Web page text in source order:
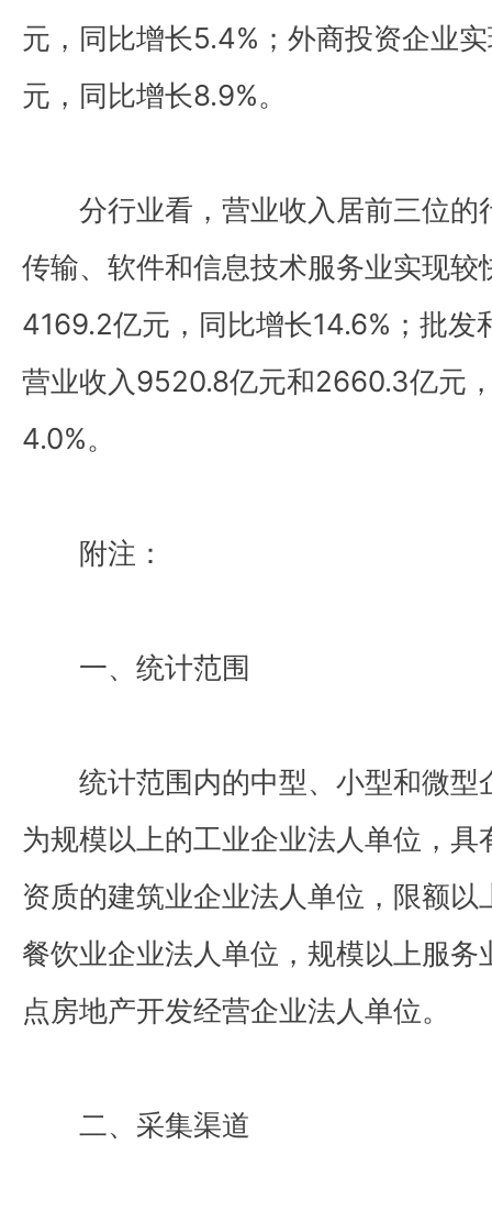
元，同比增长5.4%；外商投资企业
元，同比增长8.9%。
分行业看，营业收入居前三位
传输、软件和信息技术服务业实现较
4169.2亿元，同比增长14.6%；批发
营业收入9520.8亿元和2660.3亿元
4.0%。
附注：
一、统计范围
统计范围内的中型、小型和微
为规模以上的工业企业法人单位，
资质的建筑业企业法人单位，限额
餐饮业企业法人单位，规模以上服
点房地产开发经营企业法人单位。
二、采集渠道